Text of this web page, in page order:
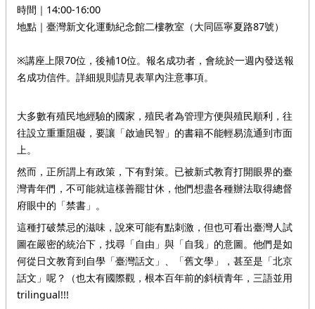
時間｜14:00-16:00
地點｜臺灣新文化運動紀念館二樓教室（大同區寧夏路87號）
※講座上限70位，後補10位。報名成功者，會統於一週內發送報
名成功信件。詳細規則請見表單內注意事項。
大多數有殖民地經驗的國家，殖民者為管理方便與殖民順利，往
往設立重重阻礙，要讓「啟迪民智」的書籍不能輕易流通到市面
上。
然而，正所謂上有政策，下有對策。已被新式教育打開眼界的臺
灣青年們，不可能就這樣善罷甘休，他們想盡各種辦法取得總督
府眼中的「禁書」。
這種打破禁忌的滋味，說來可能有點刺激，但也可看出臺灣人試
圖在嚴密的統治下，找尋「自由」與「自我」的意圖。他們是如
何從日文教育到自學「臺灣話文」、「舊文學」，甚至是「北京
話文」呢？（也太有國際觀，根本百年前的斜槓青年，三語並用
trilingual!!!